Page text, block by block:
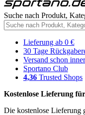
Suche nach Produkt,
Lieferung ab 0 €
30 Tage
Versand schon
Sportano Club
4,36 Trusted Shops
Kostenlose Lieferung
Die kostenlose Lieferung